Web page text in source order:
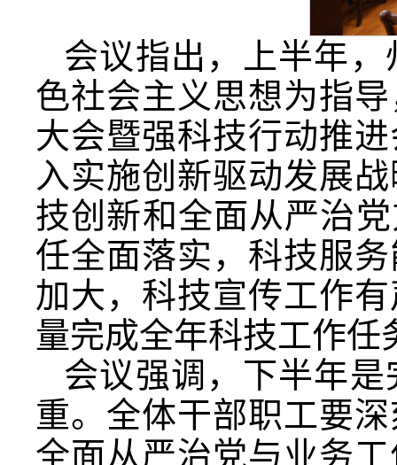
会议指出，上半年
色社会主义思想为指
大会暨强科技行动推
入实施创新驱动发展
技创新和全面从严治
任全面落实，科技服
加大，科技宣传工作
量完成全年科技工作任
会议强调，下半年
重。全体干部职工要
全面从严治党与业务